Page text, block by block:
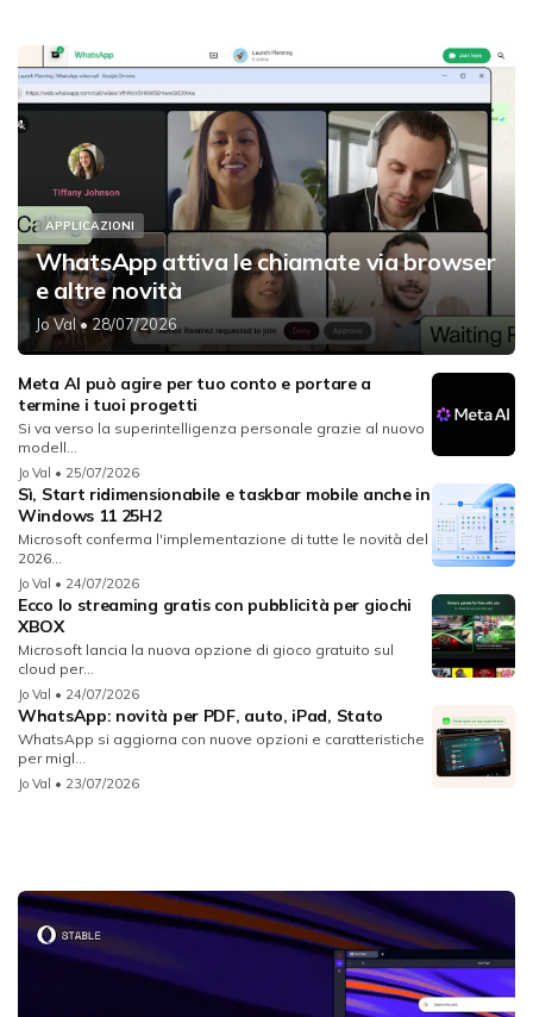
APPLICAZIONI
WhatsApp attiva le chiamate via browser
e altre novità
Jo Val• 28/07/2026
Meta AI può agire per tuo conto e portare a
termine i tuoi progetti
Si va verso la superintelligenza personale grazie al nuovo
modell...
Jo Val • 25/07/2026
Sì, Start ridimensionabile e taskbar mobile anche in
Windows 11 25H2
Microsoft conferma l'implementazione di tutte le novità del
2026...
Jo Val • 24/07/2026
Ecco lo streaming gratis con pubblicità per giochi
XBOX
Microsoft lancia la nuova opzione di gioco gratuito sul
cloud per...
Jo Val • 24/07/2026
WhatsApp: novità per PDF, auto, iPad, Stato
WhatsApp si aggiorna con nuove opzioni e caratteristiche
per migl...
Jo Val • 23/07/2026